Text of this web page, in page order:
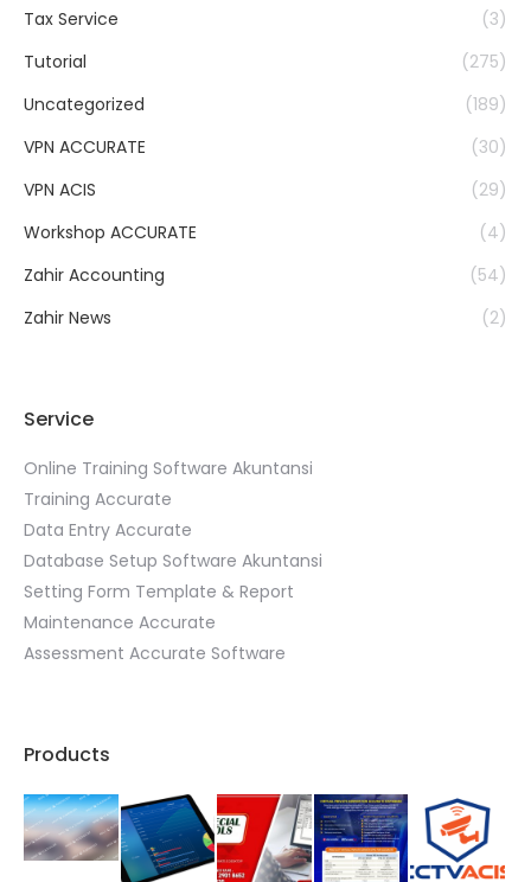
Tax Service
(3)
Tutorial
(275)
Uncategorized
(189)
VPN ACCURATE
(30)
VPN ACIS
(29)
Workshop ACCURATE
(4)
Zahir Accounting
(54)
Zahir News
(2)
Service
Online Training Software Akuntansi
Training Accurate
Data Entry Accurate
Database Setup Software Akuntansi
Setting Form Template & Report
Maintenance Accurate
Assessment Accurate Software
Products